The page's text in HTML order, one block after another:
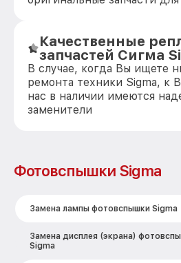
Качественные
запчастей Сигма
В случае, когда Вы ищете
ремонта техники Sigma, к
нас в наличии имеются
заменители
Фотовспышки Sigma
Замена лампы фотовспышки Sigma
Замена дисплея (экрана)
Sigma